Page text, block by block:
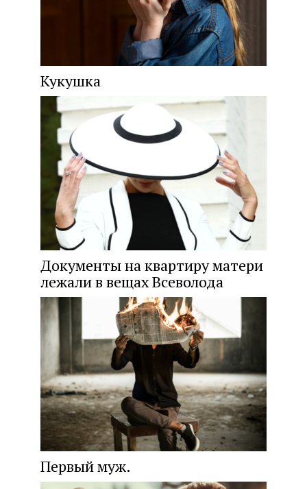
Кукушка
Документы на квартиру матери
лежали в вещах Всеволода
Первый муж.